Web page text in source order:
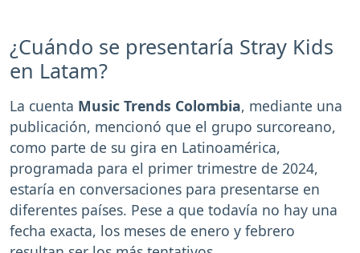
¿Cuándo se presentaría Stray Kids
en Latam?
La cuenta Music Trends Colombia, mediante una
publicación, mencionó que el grupo surcoreano,
como parte de su gira en Latinoamérica,
programada para el primer trimestre de 2024,
estaría en conversaciones para presentarse en
diferentes países. Pese a que todavía no hay una
fecha exacta, los meses de enero y febrero